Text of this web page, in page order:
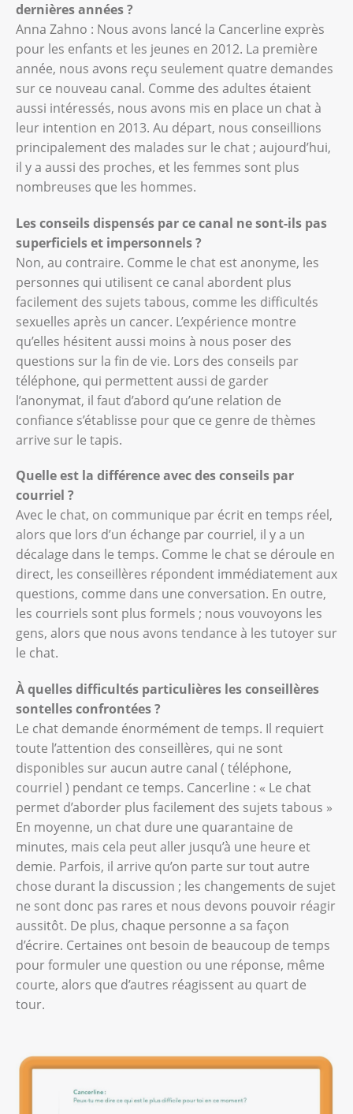
dernières années ?
Anna Zahno : Nous avons lancé la Cancerline exprès
pour les enfants et les jeunes en 2012. La première
année, nous avons reçu seulement quatre demandes
sur ce nouveau canal. Comme des adultes étaient
aussi intéressés, nous avons mis en place un chat à
leur intention en 2013. Au départ, nous conseillions
principalement des malades sur le chat ; aujourd’hui,
il y a aussi des proches, et les femmes sont plus
nombreuses que les hommes.
Les conseils dispensés par ce canal ne sont-ils pas
superficiels et impersonnels ?
Non, au contraire. Comme le chat est anonyme, les
personnes qui utilisent ce canal abordent plus
facilement des sujets tabous, comme les difficultés
sexuelles après un cancer. L’expérience montre
qu’elles hésitent aussi moins à nous poser des
questions sur la fin de vie. Lors des conseils par
téléphone, qui permettent aussi de garder
l’anonymat, il faut d’abord qu’une relation de
confiance s’établisse pour que ce genre de thèmes
arrive sur le tapis.
Quelle est la différence avec des conseils par
courriel ?
Avec le chat, on communique par écrit en temps réel,
alors que lors d’un échange par courriel, il y a un
décalage dans le temps. Comme le chat se déroule en
direct, les conseillères répondent immédiatement aux
questions, comme dans une conversation. En outre,
les courriels sont plus formels ; nous vouvoyons les
gens, alors que nous avons tendance à les tutoyer sur
le chat.
À quelles difficultés particulières les conseillères
sontelles confrontées ?
Le chat demande énormément de temps. Il requiert
toute l’attention des conseillères, qui ne sont
disponibles sur aucun autre canal ( téléphone,
courriel ) pendant ce temps. Cancerline : « Le chat
permet d’aborder plus facilement des sujets tabous »
En moyenne, un chat dure une quarantaine de
minutes, mais cela peut aller jusqu’à une heure et
demie. Parfois, il arrive qu’on parte sur tout autre
chose durant la discussion ; les changements de sujet
ne sont donc pas rares et nous devons pouvoir réagir
aussitôt. De plus, chaque personne a sa façon
d’écrire. Certaines ont besoin de beaucoup de temps
pour formuler une question ou une réponse, même
courte, alors que d’autres réagissent au quart de
tour.